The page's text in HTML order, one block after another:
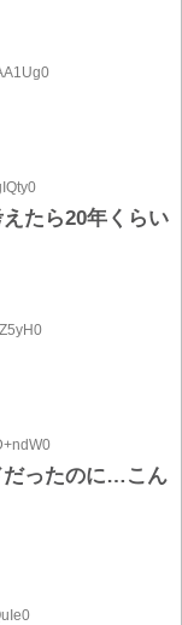
たら20年くらい
だったのに…こん